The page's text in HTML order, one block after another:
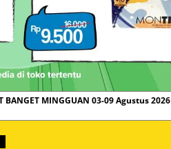
BANGET MINGGUAN 03-09 Agustus 2026